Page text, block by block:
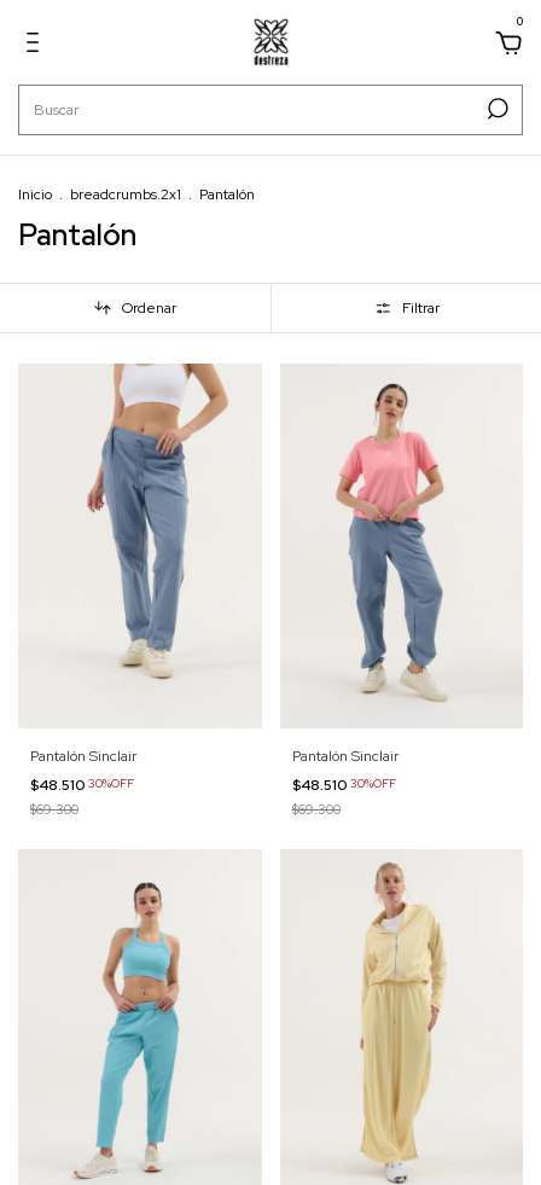
0
Inicio . breadcrumbs.2x1 . Pantalón
Pantalón
Ordenar Filtrar
Pantalón Sinclair
$48.510 30%OFF
$69.300
Pantalón Sinclair
$48.510 30%OFF
$69.300